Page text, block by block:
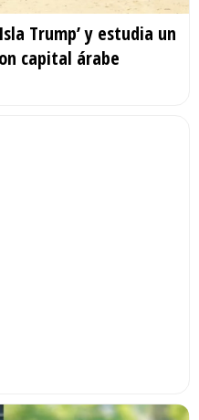
Trump’ y estudia un
capital árabe